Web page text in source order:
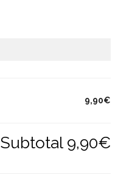
9,90€
Subtotal 9,90€